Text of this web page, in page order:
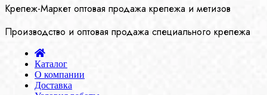
Крепеж-Маркет оптовая продажа крепежа и метизов
Производство и оптовая продажа специального крепежа
Каталог
О компании
Доставка